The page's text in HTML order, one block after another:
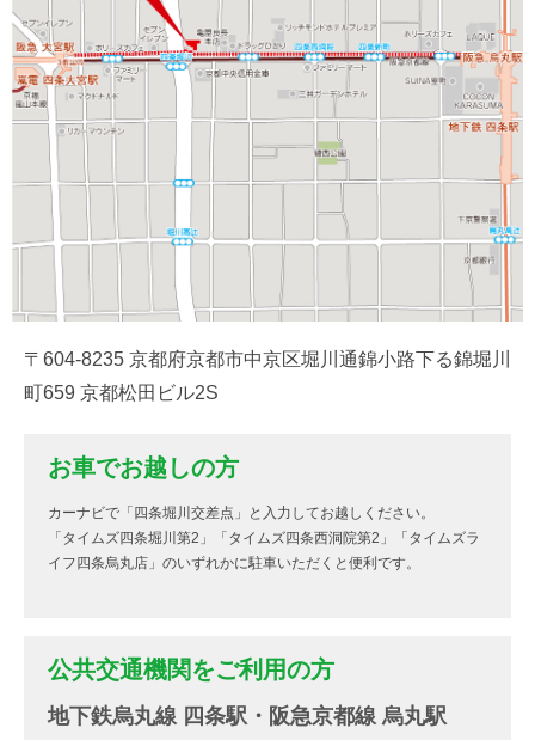
〒604-8235 京都府京都市中京区堀川通錦小路下る錦堀川
町659 京都松田ビル2S
お車でお越しの方
カーナビで「四条堀川交差点」と入力してお越しください。
「タイムズ四条堀川第2」「タイムズ四条西洞院第2」「タイムズラ
イフ四条烏丸店」のいずれかに駐車いただくと便利です。
公共交通機関をご利用の方
地下鉄烏丸線 四条駅・阪急京都線 烏丸駅